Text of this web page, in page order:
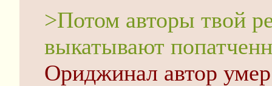
>Потом авторы твой
выкатывают
Ориджинал автор